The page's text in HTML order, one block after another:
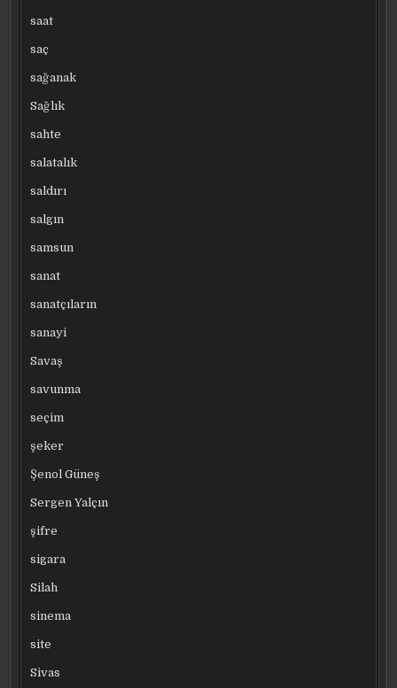
saat
saç
sağanak
Sağlık
sahte
salatalık
saldırı
salgın
samsun
sanat
sanatçıların
sanayi
Savaş
savunma
seçim
şeker
Şenol Güneş
Sergen Yalçın
şifre
sigara
Silah
sinema
site
Sivas